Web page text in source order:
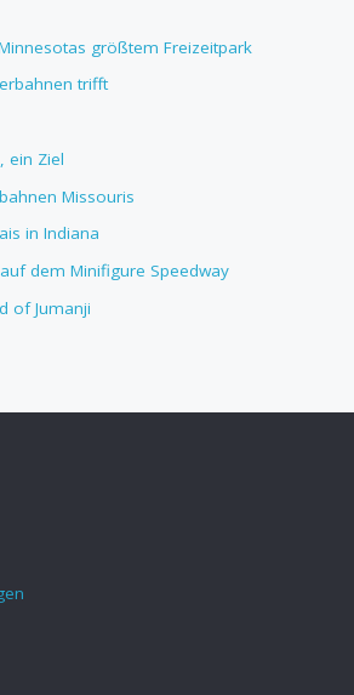
größtem Freizeitpark
trifft
ein Ziel
Missouris
in Indiana
dem Minifigure Speedway
of Jumanji